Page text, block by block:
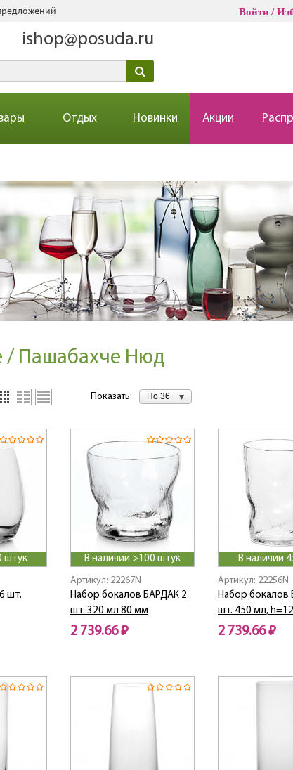
Войти
ishop@posuda.ru
Отдых Новинки Акции
/ Пашабахче Нюд
Показать: По 36
штук
шт.
В наличии >100 штук
Артикул: 22267N
Набор бокалов БАРДАК 2
шт. 320 мл 80 мм
2 739.66 ₽
В наличии
Артикул: 22256N
Набор бокалов
шт. 450 мл,
2 739.66 ₽